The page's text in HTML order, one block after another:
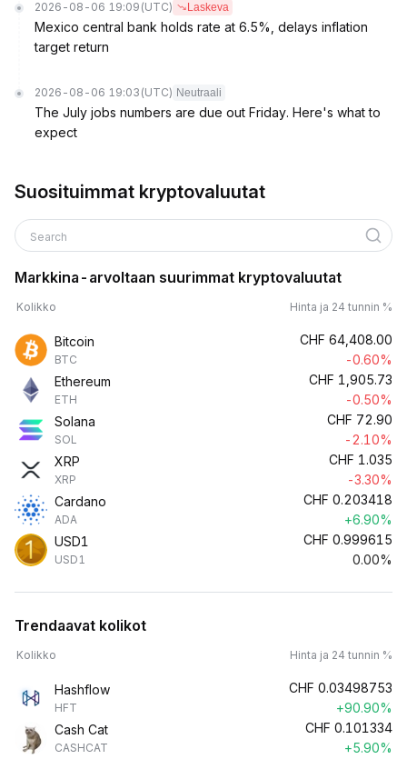
2026-08-06 19:09 (UTC) Laskeva
Mexico central bank holds rate at 6.5%, delays inflation
target return
2026-08-06 19:03 (UTC) Neutraali
The July jobs numbers are due out Friday. Here's what to
expect
Suosituimmat kryptovaluutat
Search
Markkina-arvoltaan suurimmat kryptovaluutat
Kolikko Hinta ja 24 tunnin %
Bitcoin
BTC
CHF 64,408.00
-0.60%
Ethereum
ETH
CHF 1,905.73
-0.50%
Solana
SOL
CHF 72.90
-2.10%
XRP
XRP
CHF 1.035
-3.30%
Cardano
ADA
CHF 0.203418
+6.90%
USD1
USD1
CHF 0.999615
0.00%
Trendaavat kolikot
Kolikko Hinta ja 24 tunnin %
Hashflow
HFT
CHF 0.03498753
+90.90%
Cash Cat
CASHCAT
CHF 0.101334
+5.90%